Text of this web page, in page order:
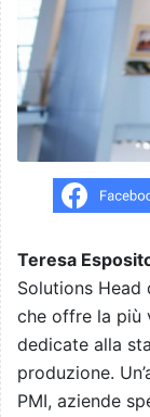
Teresa
Solutions
che offre la più
dedicate alla
produzione.
PMI, aziende